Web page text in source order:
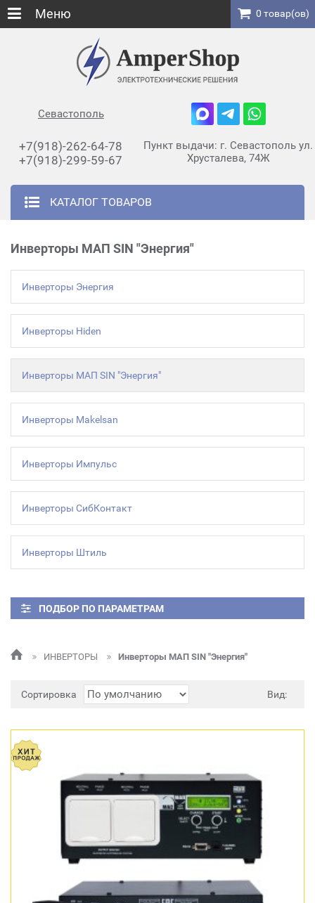
Севастополь
+7(918)-262-64-78
+7(918)-299-59-67
Пункт выдачи: г. Севастополь ул.
Хрусталева, 74Ж
КАТАЛОГ ТОВАРОВ
Меню 0 товар(ов)
Инверторы МАП SIN "Энергия"
Инверторы Энергия
Инверторы Hiden
Инверторы МАП SIN "Энергия"
Инверторы Makelsan
Инверторы Импульс
Инверторы СибКонтакт
Инверторы Штиль
ПОДБОР ПО ПАРАМЕТРАМ
ИНВЕРТОРЫ Инверторы МАП SIN "Энергия"
Сортировка Вид: